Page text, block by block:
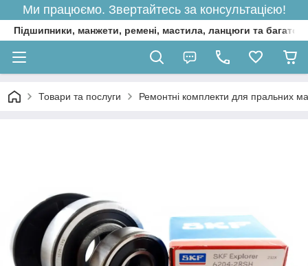
Ми працюємо. Звертайтесь за консультацією!
Підшипники, манжети, ремені, мастила, ланцюги та багато
Товари та послуги Ремонтні комплекти для пральних